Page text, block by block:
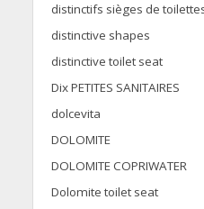
distinctifs sièges de
distinctive shapes
distinctive toilet seat
Dix PETITES SANITAIRES
dolcevita
DOLOMITE
DOLOMITE COPRIWATER
Dolomite toilet seat